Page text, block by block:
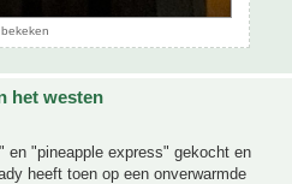
het westen
en "pineapple express" gekocht en
heeft toen op een onverwarmde